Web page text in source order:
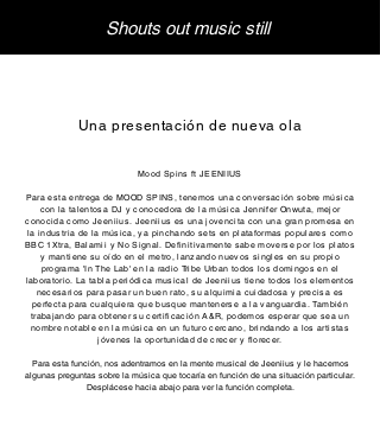
Shouts out music still
Una presentación de nueva ola
Mood Spins ft JEENIIUS
Para esta entrega de MOOD SPINS, tenemos una conversación sobre música
con la talentosa DJ y conocedora de la música Jennifer Onwuta, mejor
conocida como Jeeniius. Jeeniius es una jovencita con una gran promesa en
la industria de la música, ya pinchando sets en plataformas populares como
BBC 1Xtra, Balamii y No Signal. Definitivamente sabe moverse por los platos
y mantiene su oído en el metro, lanzando nuevos singles en su propio
programa 'In The Lab' en la radio Tribe Urban todos los domingos en el
laboratorio. La tabla periódica musical de Jeeniius tiene todos los elementos
necesarios para pasar un buen rato, su alquimia cuidadosa y precisa es
perfecta para cualquiera que busque mantenerse a la vanguardia. También
trabajando para obtener su certificación A&R, podemos esperar que sea un
nombre notable en la música en un futuro cercano, brindando a los artistas
jóvenes la oportunidad de crecer y florecer.
Para esta función, nos adentramos en la mente musical de Jeeniius y le hacemos
algunas preguntas sobre la música que tocaría en función de una situación particular.
Desplácese hacia abajo para ver la función completa.